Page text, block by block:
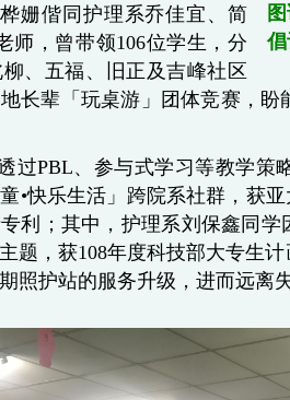
姗偕同护理系乔佳宜、简
师，曾带领106位学生，分
、五福、旧正及吉峰社区
长辈「玩桌游」团体竞赛，
过PBL、参与式学习等教学策
•快乐生活」跨院系社群，获
利；其中，护理系刘保鑫同
题，获108年度科技部大专生
照护站的服务升级，进而远离